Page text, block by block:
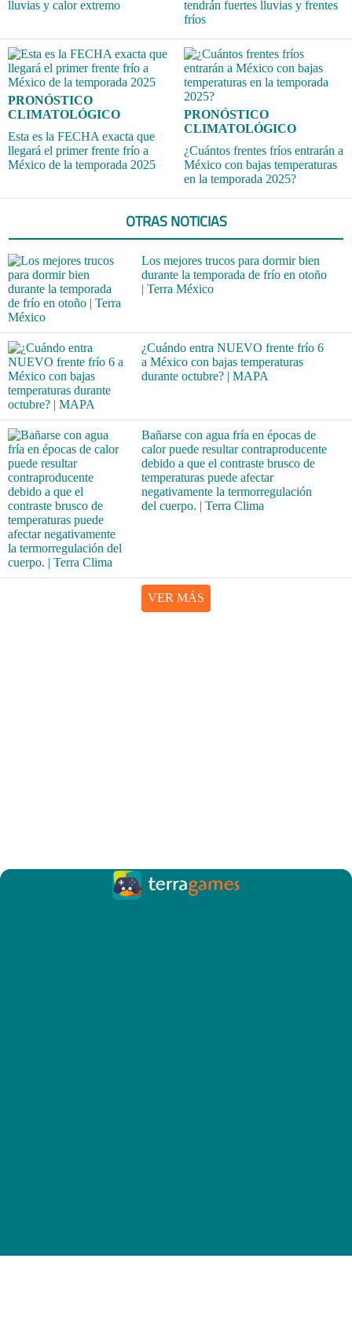
lluvias y calor extremo
tendrán fuertes lluvias y frentes
fríos
PRONÓSTICO
CLIMATOLÓGICO
Esta es la FECHA exacta que
llegará el primer frente frío a
México de la temporada 2025
PRONÓSTICO
CLIMATOLÓGICO
¿Cuántos frentes fríos entrarán a
México con bajas temperaturas
en la temporada 2025?
OTRAS NOTICIAS
Los mejores trucos para dormir bien
durante la temporada de frío en otoño
| Terra México
¿Cuándo entra NUEVO frente frío 6
a México con bajas temperaturas
durante octubre? | MAPA
Bañarse con agua fría en épocas de
calor puede resultar contraproducente
debido a que el contraste brusco de
temperaturas puede afectar
negativamente la termorregulación
del cuerpo. | Terra Clima
VER MÁS